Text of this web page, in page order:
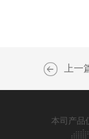
上一
本司产品